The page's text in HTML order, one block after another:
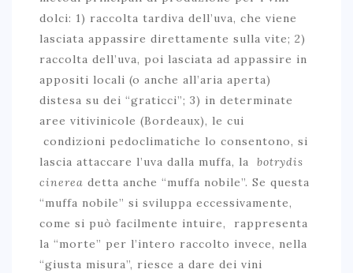
dolci: 1) raccolta tardiva dell’uva, che viene
lasciata appassire direttamente sulla vite; 2)
raccolta dell’uva, poi lasciata ad appassire in
appositi locali (o anche all’aria aperta)
distesa su dei “graticci”; 3) in determinate
aree vitivinicole (Bordeaux), le cui
condizioni pedoclimatiche lo consentono, si
lascia attaccare l’uva dalla muffa, la botrydis
cinerea detta anche “muffa nobile”. Se questa
“muffa nobile” si sviluppa eccessivamente,
come si può facilmente intuire, rappresenta
la “morte” per l’intero raccolto invece, nella
“giusta misura”, riesce a dare dei vini